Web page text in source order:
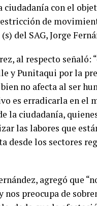
con el
de
del SAG, Jorge
al respecto señaló:
y Punitaqui por la
no afecta al ser
es erradicarla en el
la ciudadanía,
las labores que
desde los sectores
agregó que
preocupa de